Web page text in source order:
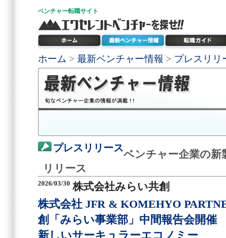
ベンチャー転職サイト
ホーム > 最新ベンチャー情報 > プレスリリ
プレスリリース
ベンチャー企業の新
リリース
2026/03/30 株式会社みらい共創
株式会社 JFR & KOMEHYO
創「みらい事業部」中間報告会開
新しいサーキュラーエコノミー